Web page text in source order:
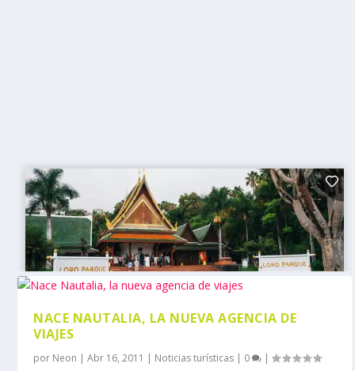
NACE NAUTALIA, LA NUEVA AGENCIA DE
VIAJES
por Neon |Abr 16, 2011 | Noticias turísticas | 0 |